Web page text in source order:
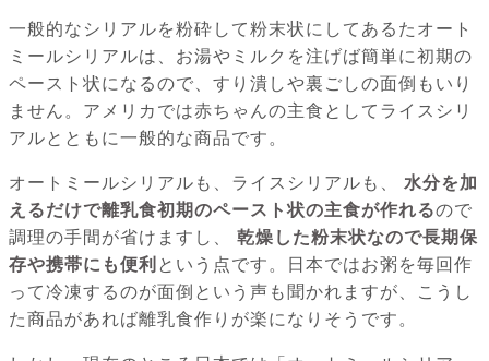
一般的なシリアルを粉砕して粉末状にしてあるたオート
ミールシリアルは、お湯やミルクを注げば簡単に初期の
ペースト状になるので、すり潰しや裏ごしの面倒もいり
ません。アメリカでは赤ちゃんの主食としてライスシリ
アルとともに一般的な商品です。
オートミールシリアルも、ライスシリアルも、
水分を加
えるだけで離乳食初期のペースト状の主食が作れるので
調理の手間が省けますし、
乾燥した粉末状なので長期保
存や携帯にも便利 という点です。日本ではお粥を毎回作
って冷凍するのが面倒という声も聞かれますが、こうし
た商品があれば離乳食作りが楽になりそうです。